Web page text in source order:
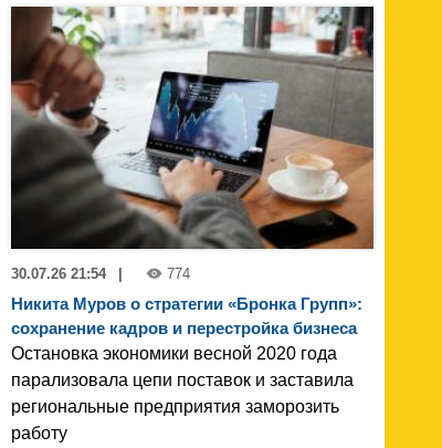
30.07.26 21:54 | 774
Никита Муров о стратегии «Бронка Групп»:
сохранение кадров и перестройка бизнеса
Остановка экономики весной 2020 года
парализовала цепи поставок и заставила
региональные предприятия заморозить
работу